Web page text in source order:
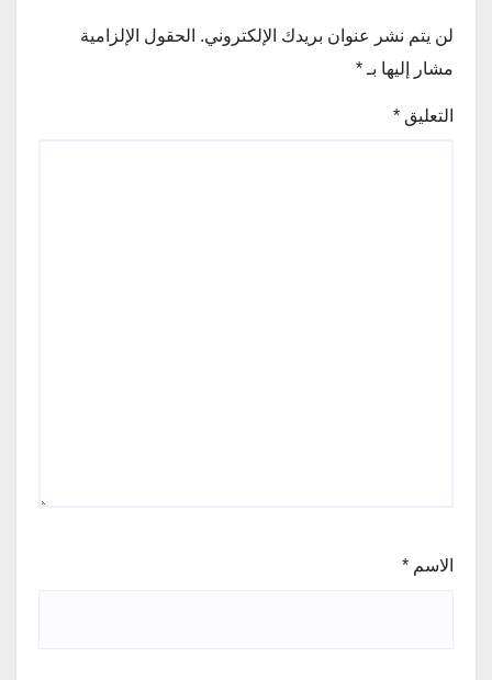
لن يتم نشر عنوان بريدك الإلكتروني. الحقول الإلزامية
مشار إليها بـ *
التعليق *
الاسم *